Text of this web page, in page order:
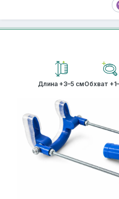
Длина +3–5 смОбхват